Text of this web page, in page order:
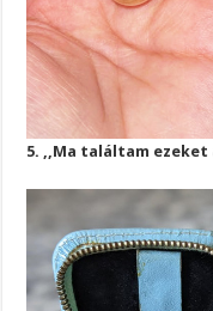
5. ,,Ma találtam